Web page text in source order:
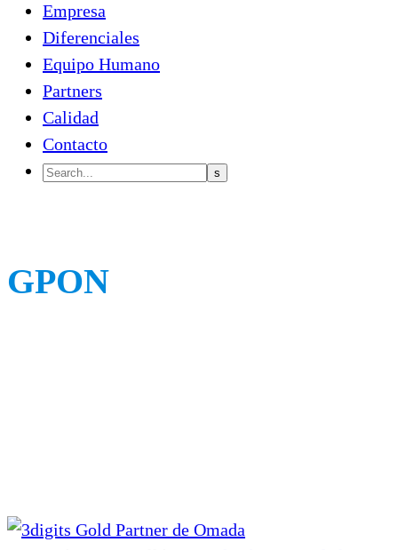
Empresa
Diferenciales
Equipo Humano
Partners
Calidad
Contacto
GPON